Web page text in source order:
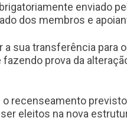
enviado
dos membros e
a sua transferência para
prova da
recenseamento
eleitos na nova